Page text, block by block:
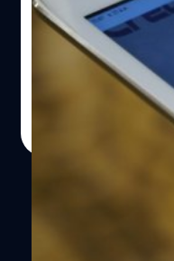
หลังจากที่ทางภาครัฐฯ
วันนี้หน่วยงานรัฐฯ ก็ป
ประเทศสู่ยุคดิจิทัล
บริษัท ครีเดน เอเชีย
และลายมือชื่ออิเล็กท
&Signature) เพื่อผลั
ความสามารถในการ
ไทยแลนด์ 4.0 เศรษ
พัฒนาที่ดิน สำนักงาน
แพทยศาสตร์วชิรพยา
Creden ทำคือ ให้คุณ
+ หน้าของผู้ยืนยันตัว
Totsapon Kritsadangphorn